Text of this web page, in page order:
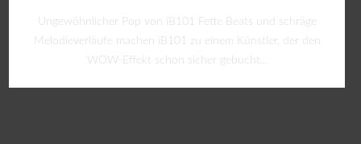
Ungewöhnlicher Pop von iB101 Fette Beats und schräge
Melodieverläufe machen iB101 zu einem Künstler, der den
WOW-Effekt schon sicher gebucht...